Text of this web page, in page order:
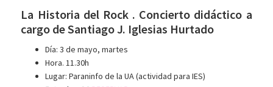
La Historia del Rock . Concierto didáctico a
cargo de Santiago J. Iglesias Hurtado
Día: 3 de mayo, martes
Hora. 11.30h
Lugar: Paraninfo de la UA (actividad para IES)